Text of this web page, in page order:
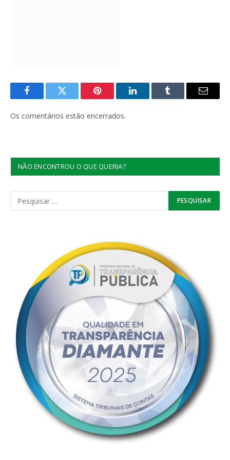
FacebookTwitter Pinterest LinkedInTumblr
E-
Os comentários estão encerrados.
NÃO ENCONTROU O QUE QUERIA?